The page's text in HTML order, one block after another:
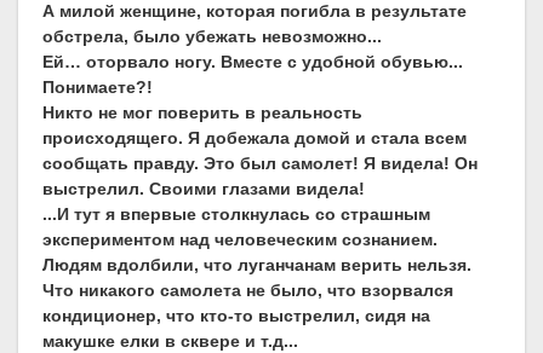
А милой женщине, которая погибла в результате
обстрела, было убежать невозможно...
Ей… оторвало ногу. Вместе с удобной обувью...
Понимаете?!
Никто не мог поверить в реальность
происходящего. Я добежала домой и стала всем
сообщать правду. Это был самолет! Я видела! Он
выстрелил. Своими глазами видела!
...И тут я впервые столкнулась со страшным
экспериментом над человеческим сознанием.
Людям вдолбили, что луганчанам верить нельзя.
Что никакого самолета не было, что взорвался
кондиционер, что кто-то выстрелил, сидя на
макушке елки в сквере и т.д...